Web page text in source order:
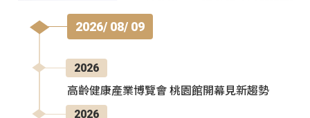
2026/ 08/ 09
2026
高齡健康產業博覽會 桃園館開幕見新趨勢
2026